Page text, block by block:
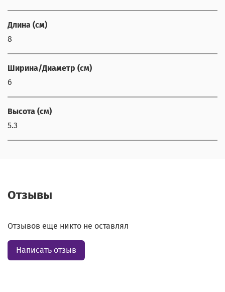
Длина (см)
8
Ширина/Диаметр (см)
6
Высота (см)
5.3
Отзывы
Отзывов еще никто не оставлял
Написать отзыв